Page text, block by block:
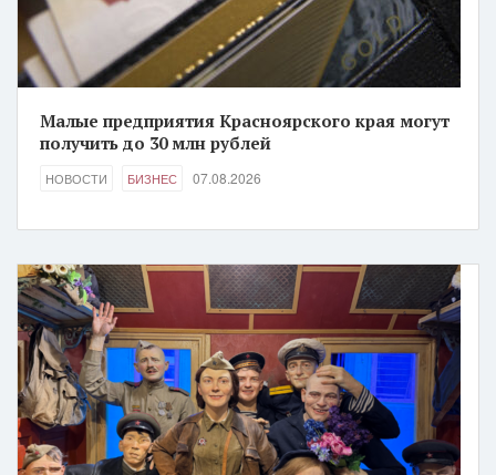
Малые предприятия Красноярского края могут
получить до 30 млн рублей
НОВОСТИ БИЗНЕС 07.08.2026